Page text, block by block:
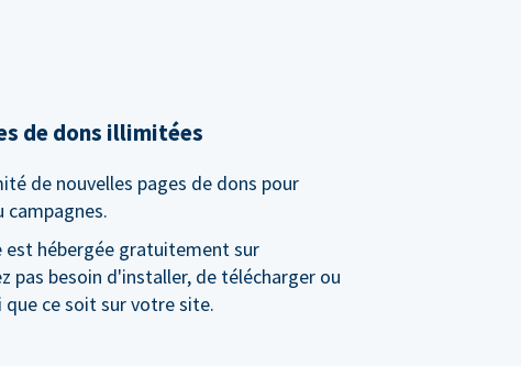
de dons illimitées
de nouvelles pages de dons pour
campagnes.
est hébergée gratuitement sur
pas besoin d'installer, de télécharger ou
ce soit sur votre site.